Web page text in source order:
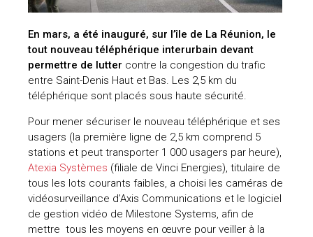
En mars, a été inauguré, sur l’île de La Réunion, le
tout nouveau téléphérique interurbain devant
permettre de lutter contre la congestion du trafic
entre Saint-Denis Haut et Bas. Les 2,5 km du
téléphérique sont placés sous haute sécurité.
Pour mener sécuriser le nouveau téléphérique et ses
usagers (la première ligne de 2,5 km comprend 5
stations et peut transporter 1 000 usagers par heure),
Atexia Systèmes (filiale de Vinci Energies), titulaire de
tous les lots courants faibles, a choisi les caméras de
vidéosurveillance d’Axis Communications et le logiciel
de gestion vidéo de Milestone Systems, afin de
mettre tous les moyens en œuvre pour veiller à la